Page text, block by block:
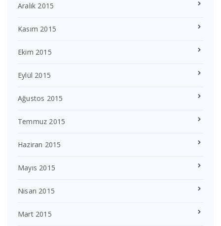
Aralık 2015
Kasım 2015
Ekim 2015
Eylül 2015
Ağustos 2015
Temmuz 2015
Haziran 2015
Mayıs 2015
Nisan 2015
Mart 2015